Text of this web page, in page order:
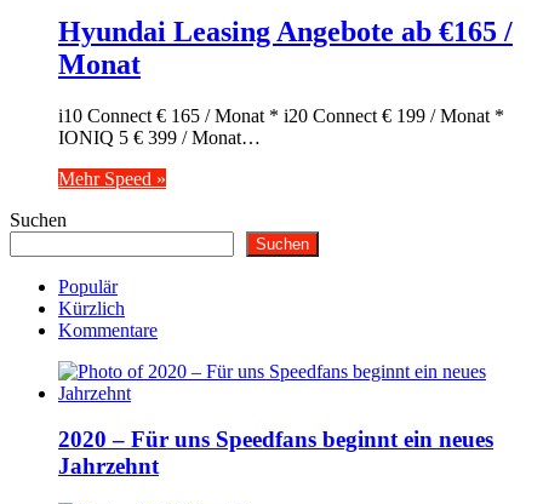
Hyundai Leasing Angebote ab €165 /
Monat
i10 Connect € 165 / Monat * i20 Connect € 199 / Monat *
IONIQ 5 € 399 / Monat…
Mehr Speed »
Suchen
Suchen
Populär
Kürzlich
Kommentare
2020 – Für uns Speedfans beginnt ein neues
Jahrzehnt